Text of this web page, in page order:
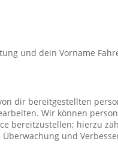
und dein Vorname
dir bereitgestellten
Wir können
bereitzustellen; hierzu
und